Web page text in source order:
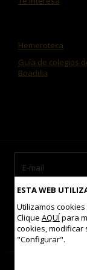
Hemeroteca
Guía de colegios
Boadilla
Acepto las
ESTA WEB
Utilizamos
Clique AQUÍpara
cookies, modificar
"Configurar".